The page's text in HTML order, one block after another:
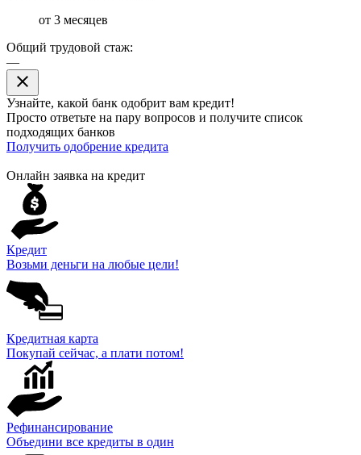
от 3 месяцев
Общий трудовой стаж:
—
close
Узнайте, какой банк одобрит вам кредит!
Просто ответьте на пару вопросов и получите список
подходящих банков
Получить одобрение кредита
Онлайн заявка на кредит
Кредит
Возьми деньги на любые цели!
Кредитная карта
Покупай сейчас, а плати потом!
Рефинансирование
Объедини все кредиты в один